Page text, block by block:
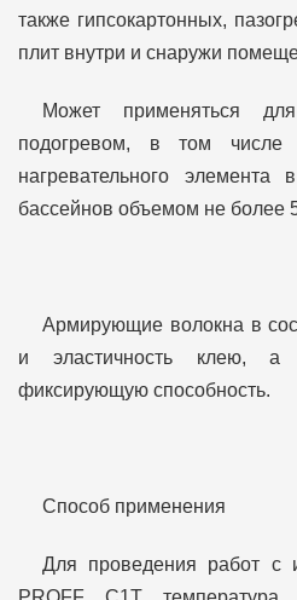
также гипсокартонных,
плит внутри и снаружи
Может применяться
подогревом, в том числе
нагревательного
бассейнов объемом не более
Армирующие волокна в
и эластичность клею, а
фиксирующую способность.
Способ применения
Для проведения работ с